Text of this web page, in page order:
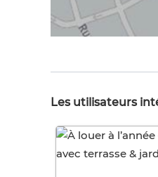
Les utilisateurs